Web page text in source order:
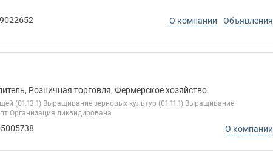
О компании Объявления
Розничная торговля, Фермерское хозяйство
(01.13.1) Выращивание зерновых культур (01.11.1) Выращивание
Организация ликвидирована
О компании